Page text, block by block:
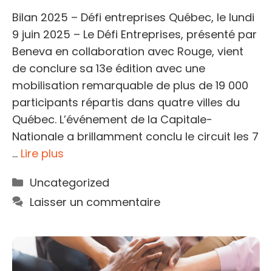
Bilan 2025 – Défi entreprises Québec, le lundi
9 juin 2025 – Le Défi Entreprises, présenté par
Beneva en collaboration avec Rouge, vient
de conclure sa 13e édition avec une
mobilisation remarquable de plus de 19 000
participants répartis dans quatre villes du
Québec. L’événement de la Capitale-
Nationale a brillamment conclu le circuit les 7
… Lire plus
Catégories
Uncategorized
Laisser un commentaire